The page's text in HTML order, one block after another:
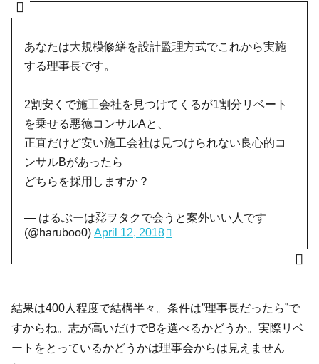
あなたは大規模修繕を設計監理方式でこれから実施
する理事長です。
2割安くで施工会社を見つけてくるが1割分リベート
を乗せる悪徳コンサルAと、
正直だけど安い施工会社は見つけられない良心的コ
ンサルBがあったら
どちらを採用しますか？
— はるぶーは㍇ヲタクで会うと案外いい人です
(@haruboo0)April 12, 2018
結果は400人程度で結構半々。条件は”理事長だったら”で
すからね。志が高いだけでBを選べるかどうか。実際リベ
ートをとっているかどうかは理事会からは見えません